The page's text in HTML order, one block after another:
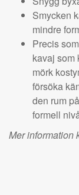
Smycken
mindre
Precis
kavaj som
mörk
försöka
den rum
formell
Mer information